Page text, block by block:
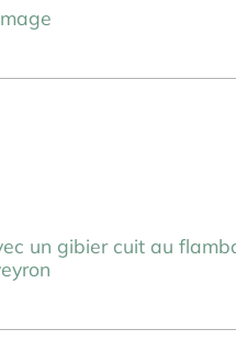
un gibier cuit au